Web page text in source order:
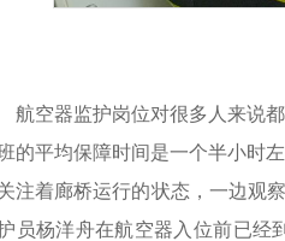
航空器监护岗位对很多人来说
的平均保障时间是一个半小时
注着廊桥运行的状态，一边观
员杨洋舟在航空器入位前已经